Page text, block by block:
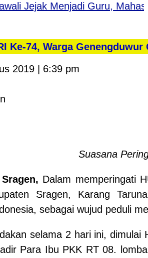
Jejak Menjadi Guru,
Ke-74, Warga
2019 | 6:39 pm
Suasana
Dalam memperingati
Sragen, Karang
sebagai wujud peduli
selama 2 hari ini,
Para Ibu PKK RT 08.